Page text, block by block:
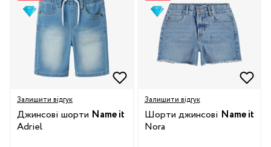
Залишити відгук
Джинсові шорти Name it
Adriel
Залишити відгук
Шорти джинсові Name it
Nora